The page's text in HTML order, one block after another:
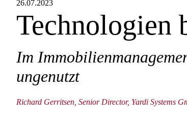
26.07.2023
Technologien
Im
ungenutzt
Richard Gerritsen, Senior Director, Yardi Systems